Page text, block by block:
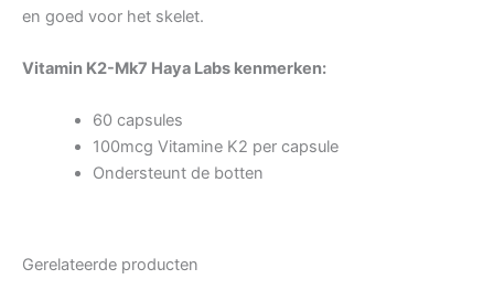
en goed voor het skelet.
Vitamin K2-Mk7 Haya Labs kenmerken:
60 capsules
100mcg Vitamine K2 per capsule
Ondersteunt de botten
Gerelateerde producten